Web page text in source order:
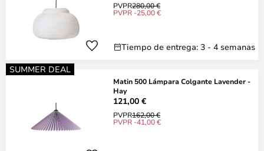
PVPR280,00 €
PVPR -25,00 €
Tiempo de entrega: 3 - 4 semanas
SUMMER DEAL
Matin 500 Lámpara Colgante Lavender -
Hay
121,00 €
PVPR162,00 €
PVPR -41,00 €